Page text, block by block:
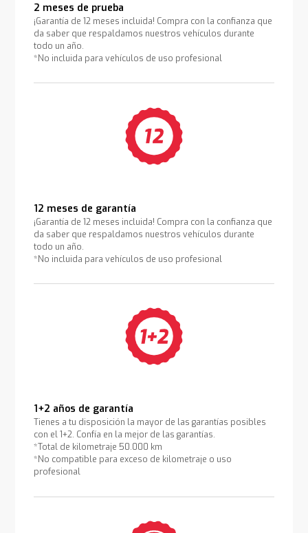
2 meses de prueba
¡Garantía de 12 meses incluida! Compra con la confianza que
da saber que respaldamos nuestros vehículos durante
todo un año.
*No incluida para vehículos de uso profesional
12 meses de garantía
¡Garantía de 12 meses incluida! Compra con la confianza que
da saber que respaldamos nuestros vehículos durante
todo un año.
*No incluida para vehículos de uso profesional
1+2 años de garantía
Tienes a tu disposición la mayor de las garantías posibles
con el 1+2. Confía en la mejor de las garantías.
*Total de kilometraje 50.000 km
*No compatible para exceso de kilometraje o uso
profesional